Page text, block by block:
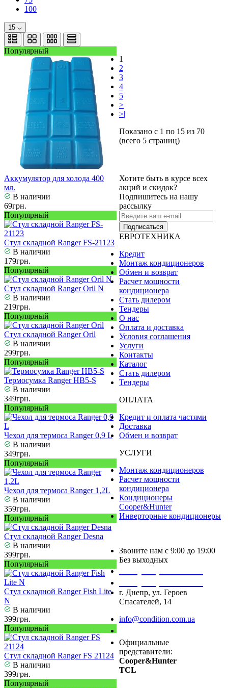
100
15
Популярный
Аккумулятор для холода 400
мл.
В наличии
69грн.
Популярный
Стул складной Ranger FS-21123
В наличии
179грн.
Популярный
Стул складной Ranger Oril N
В наличии
219грн.
Популярный
Стул складной Ranger Oril
В наличии
299грн.
Популярный
Термосумка Ranger HB5-S
В наличии
349грн.
Популярный
Чехол для термоса Ranger 0,9 L
В наличии
349грн.
Популярный
Чехол для термоса Ranger 1,2L
В наличии
359грн.
Популярный
Стул складной Ranger Desna
В наличии
399грн.
Популярный
Стул складной Ranger Fish Lite
N
В наличии
399грн.
Популярный
Стул складной Ranger FS 21124
В наличии
399грн.
Популярный
1
2
3
4
5
>
>|
Показано с 1 по 15 из 70
(всего 5 страниц)
Хотите быть в курсе всех
акций и скидок?
Подпишитесь на нашу
рассылку
Подписаться
ЕВРОТЕХНИКА
Кредит
Монтаж кондиционеров
Обмен и возврат
Расчет мощности
кондиционера
Стать дилером
Тендеры
О нас
Оплата и доставка
Условия соглашения
Услуги
Контакты
Каталог
Стать дилером
Тендеры
ОПЛАТА
Кредит и оплата частями
Доставка
Обмен и возврат
УСЛУГИ
Монтаж кондиционеров
Расчет мощности
кондиционера
Кондиционеры
Cooper&Hunter
Инверторные кондиционеры
Звоните нам с 9:00 до 19:00
Без выходных
г. Днепр, ул. Героев
Спасателей, 14
info@condition.com.ua
Официальные
представители:
Cooper&Hunter
TCL